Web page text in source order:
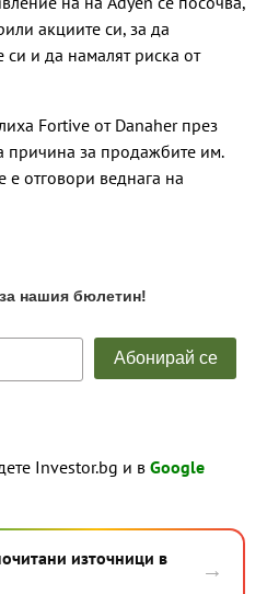
акциите си, за да
и да намалят риска от
Fortive от Danaher през
причина за продажбите им.
е отговори веднага на
Investor.bg и в Google
източници в
→